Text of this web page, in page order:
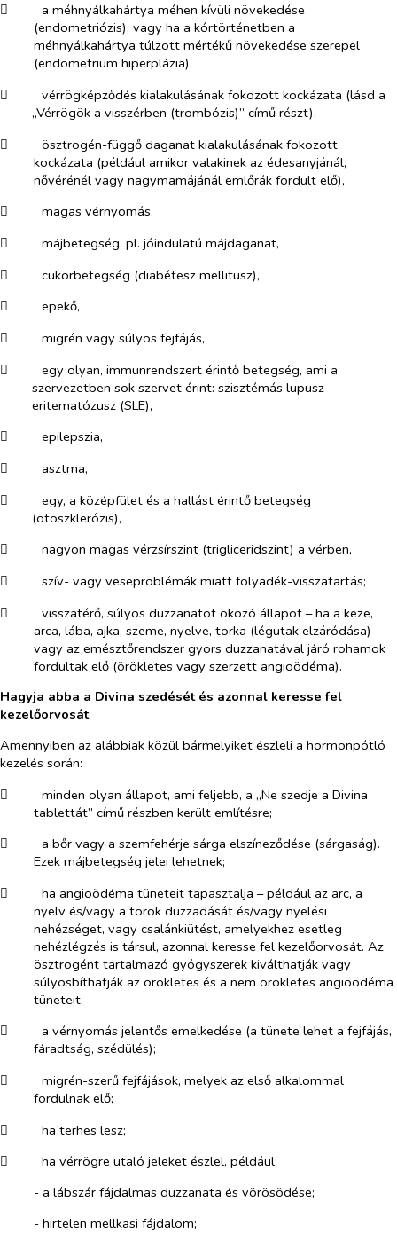
​
a méhnyálkahártya méhen kívüli növekedése
(endometriózis), vagy ha a kórtörténetben a
méhnyálkahártya túlzott mértékű növekedése szerepel
(endometrium hiperplázia),
​
vérrögképződés kialakulásának fokozott kockázata (lásd a
„Vérrögök a visszérben (trombózis)” című részt),
​
ösztrogén-függő daganat kialakulásának fokozott
kockázata (például amikor valakinek az édesanyjánál,
nővérénél vagy nagymamájánál emlőrák fordult elő),
​
magas vérnyomás,
​
májbetegség, pl. jóindulatú májdaganat,
​
cukorbetegség (diabétesz mellitusz),
​
epekő,
​
migrén vagy súlyos fejfájás,
​
egy olyan, immunrendszert érintő betegség, ami a
szervezetben sok szervet érint: szisztémás lupusz
eritematózusz (SLE),
​
epilepszia,
​
asztma,
​
egy, a középfület és a hallást érintő betegség
(otoszklerózis),
​
nagyon magas vérzsírszint (trigliceridszint) a vérben,
​
szív- vagy veseproblémák miatt folyadék-visszatartás;
​
visszatérő, súlyos duzzanatot okozó állapot – ha a keze,
arca, lába, ajka, szeme, nyelve, torka (légutak elzáródása)
vagy az emésztőrendszer gyors duzzanatával járó rohamok
fordultak elő (örökletes vagy szerzett angioödéma).
Hagyja abba a Divina szedését és azonnal keresse fel
kezelőorvosát
Amennyiben az alábbiak közül bármelyiket észleli a hormonpótló
kezelés során:
​
minden olyan állapot, ami feljebb, a „Ne szedje a Divina
tablettát” című részben került említésre;
​
a bőr vagy a szemfehérje sárga elszíneződése (sárgaság).
Ezek májbetegség jelei lehetnek;
​
ha angioödéma tüneteit tapasztalja – például az arc, a
nyelv és/vagy a torok duzzadását és/vagy nyelési
nehézséget, vagy csalánkiütést, amelyekhez esetleg
nehézlégzés is társul, azonnal keresse fel kezelőorvosát. Az
ösztrogént tartalmazó gyógyszerek kiválthatják vagy
súlyosbíthatják az örökletes és a nem örökletes angioödéma
tüneteit.
​
a vérnyomás jelentős emelkedése (a tünete lehet a fejfájás,
fáradtság, szédülés);
​
migrén-szerű fejfájások, melyek az első alkalommal
fordulnak elő;
​
ha terhes lesz;
​
ha vérrögre utaló jeleket észlel, például:
- a lábszár fájdalmas duzzanata és vörösödése;
- hirtelen mellkasi fájdalom;